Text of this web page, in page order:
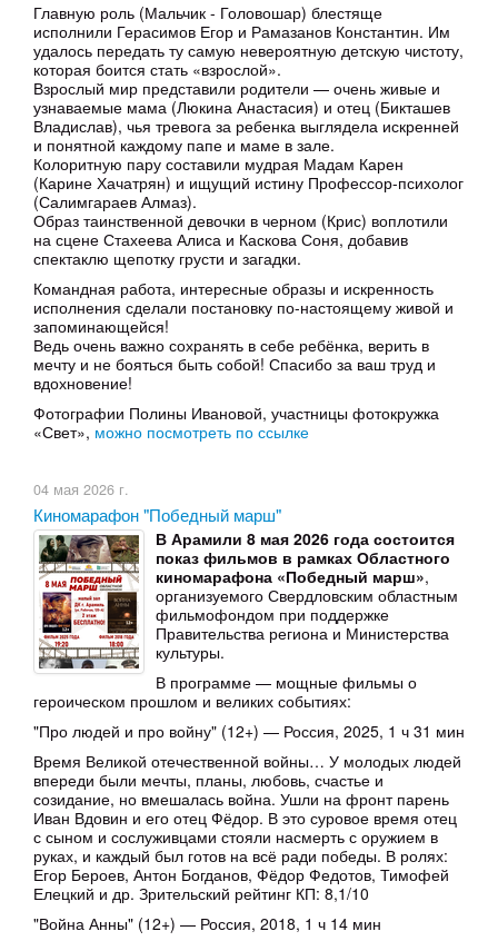
Главную роль (Мальчик - Головошар) блестяще
исполнили Герасимов Егор и Рамазанов Константин. Им
удалось передать ту самую невероятную детскую чистоту,
которая боится стать «взрослой».
Взрослый мир представили родители — очень живые и
узнаваемые мама (Люкина Анастасия) и отец (Бикташев
Владислав), чья тревога за ребенка выглядела искренней
и понятной каждому папе и маме в зале.
Колоритную пару составили мудрая Мадам Карен
(Карине Хачатрян) и ищущий истину Профессор-психолог
(Салимгараев Алмаз).
Образ таинственной девочки в черном (Крис) воплотили
на сцене Стахеева Алиса и Каскова Соня, добавив
спектаклю щепотку грусти и загадки.
Командная работа, интересные образы и искренность
исполнения сделали постановку по-настоящему живой и
запоминающейся!
Ведь очень важно сохранять в себе ребёнка, верить в
мечту и не бояться быть собой! Спасибо за ваш труд и
вдохновение!
Фотографии Полины Ивановой, участницы фотокружка
«Свет», можно посмотреть по ссылке
04 мая 2026 г.
Киномарафон "Победный марш"
В Арамили 8 мая 2026 года состоится
показ фильмов в рамках Областного
киномарафона «Победный марш»,
организуемого Свердловским областным
фильмофондом при поддержке
Правительства региона и Министерства
культуры.
В программе — мощные фильмы о
героическом прошлом и великих событиях:
"Про людей и про войну" (12+) — Россия, 2025, 1 ч 31 мин
Время Великой отечественной войны… У молодых людей
впереди были мечты, планы, любовь, счастье и
созидание, но вмешалась война. Ушли на фронт парень
Иван Вдовин и его отец Фёдор. В это суровое время отец
с сыном и сослуживцами стояли насмерть с оружием в
руках, и каждый был готов на всё ради победы. В ролях:
Егор Бероев, Антон Богданов, Фёдор Федотов, Тимофей
Елецкий и др. Зрительский рейтинг КП: 8,1/10
"Война Анны" (12+) — Россия, 2018, 1 ч 14 мин